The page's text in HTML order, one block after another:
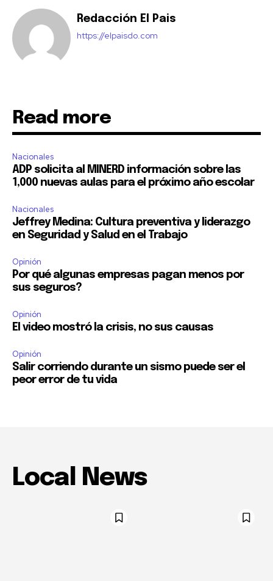
Redacción El Pais
https://elpaisdo.com
Read more
Nacionales
ADP solicita al MINERD información sobre las
1,000 nuevas aulas para el próximo año escolar
Nacionales
Jeffrey Medina: Cultura preventiva y liderazgo
en Seguridad y Salud en el Trabajo
Opinión
Por qué algunas empresas pagan menos por
sus seguros?
Opinión
El video mostró la crisis, no sus causas
Opinión
Salir corriendo durante un sismo puede ser el
peor error de tu vida
Local News